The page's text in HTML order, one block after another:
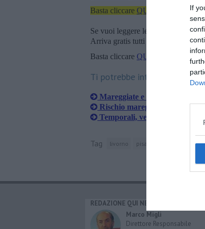
If
Basta cliccare QUI
Se vuoi leggere le notizie
Arriva gratis tutti i giorni alle 20:00
Basta cliccare QUI
Ti potrebbe interessare
Mareggiate e vento a 100 km
Rischio mareggiate, allerta
Temporali, vento e
Tag livorno pisa protezione civile
REDAZIONE QUI NEWS
Marco Migli
Direttore Responsabile